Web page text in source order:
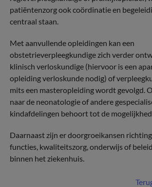
patiëntenzorg ook coördinatie en
centraal staan.
Met aanvullende opleidingen kan een
obstetrieverpleegkundige zich verder
klinisch verloskundige (hiervoor is een
opleiding verloskunde nodig) of
mits een masteropleiding wordt gevolgd.
naar de neonatologie of andere
kindafdelingen behoort tot de
Daarnaast zijn er doorgroeikansen
functies, kwaliteitszorg, onderwijs of
binnen het ziekenhuis.